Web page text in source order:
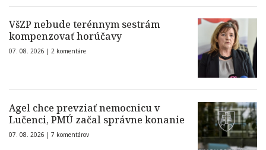
VšZP nebude terénnym sestrám
kompenzovať horúčavy
07. 08. 2026 | 2 komentáre
Agel chce prevziať nemocnicu v
Lučenci, PMÚ začal správne konanie
07. 08. 2026 | 7 komentárov